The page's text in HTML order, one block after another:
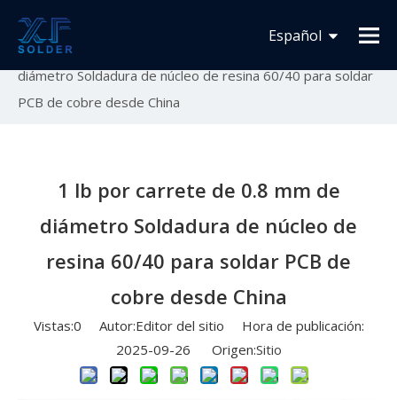
Español
Français
Usted está aquí:
de nuevo producto
1 lb por carrete de 0.8 mm de
diámetro Soldadura de núcleo de resina 60/40 para soldar
PCB de cobre desde China
1 lb por carrete de 0.8 mm de
diámetro Soldadura de núcleo de
resina 60/40 para soldar PCB de
cobre desde China
Vistas:0 Autor:Editor del sitio Hora de publicación:
2025-09-26 Origen:Sitio